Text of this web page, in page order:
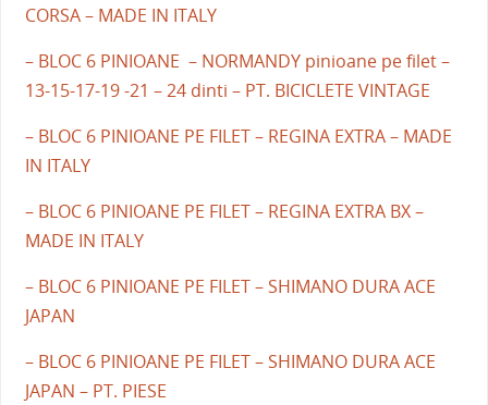
CORSA – MADE IN ITALY
– BLOC 6 PINIOANE – NORMANDY pinioane pe filet –
13-15-17-19 -21 – 24 dinti – PT. BICICLETE VINTAGE
– BLOC 6 PINIOANE PE FILET – REGINA EXTRA – MADE
IN ITALY
– BLOC 6 PINIOANE PE FILET – REGINA EXTRA BX –
MADE IN ITALY
– BLOC 6 PINIOANE PE FILET – SHIMANO DURA ACE
JAPAN
– BLOC 6 PINIOANE PE FILET – SHIMANO DURA ACE
JAPAN – PT. PIESE